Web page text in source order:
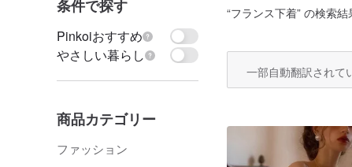
条件で探す
Pinkoiおすすめ
やさしい暮らし
商品カテゴリー
ファッション
“フランス下着” の検索
一部自動翻訳されて